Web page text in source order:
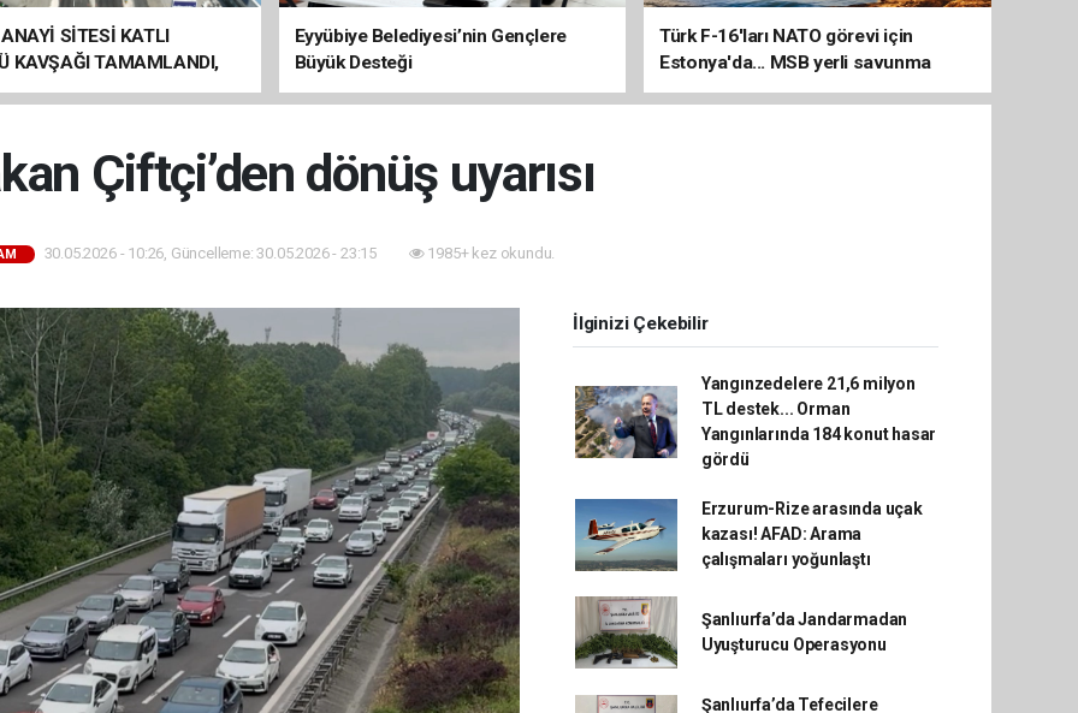
SİTESİ KATLI
KAVŞAĞI TAMAMLANDI,
BAŞLADI
Eyyübiye Belediyesi’nin Gençlere
Büyük Desteği
Türk F-16'ları NATO görevi için
Estonya'da... MSB yerli savunma
sistemleriyle güçleniyor
Çiftçi’den dönüş uyarısı
30.05.2026 - 10:26, Güncelleme: 30.05.2026 - 23:15 1985+ kez okundu.
İlginizi Çekebilir
Yangınzedelere 21,6 milyon
TL destek... Orman
Yangınlarında 184 konut hasar
gördü
Erzurum-Rize arasında uçak
kazası! AFAD: Arama
çalışmaları yoğunlaştı
Şanlıurfa’da Jandarmadan
Uyuşturucu Operasyonu
Şanlıurfa’da Tefecilere